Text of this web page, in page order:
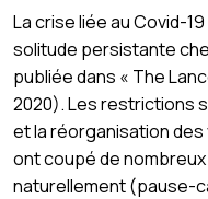
La crise liée au Covid-
solitude persistante
publiée dans « The
2020). Les restrictions
et la réorganisation
ont coupé de
naturellement (pause-